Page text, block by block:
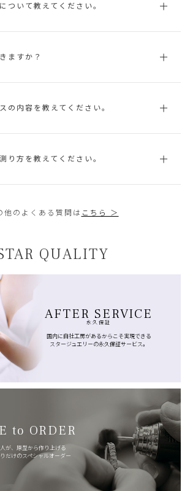
ついて教えてください。
ますか？
の内容を教えてください。
り方を教えてください。
他のよくある質問は こちら ＞
QUALITY
AFTER SERVICE
永久保証
国内に自社工房があるからこそ実現できる
スタージュエリーの永久保証サービス。
to ORDER
が、原型から作り上げる
だけのスペシャルオーダー